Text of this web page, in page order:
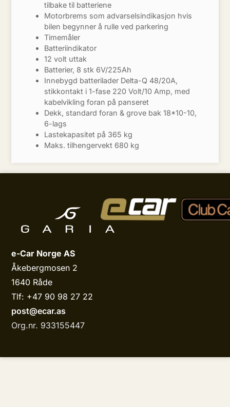
tilbake til batteriene
Motorbrems som advarselsindikasjon hvis
bilen begynner å rulle ved parkering
Timemåler
Batteriindikator
12 volt uttak
Batterier, 8 stk 6V/225Ah
Innebygd batterilader Delta-Q 48/20A,
stikkontakt i 1-fase 220 Volt/10 Amp, med
kabelvikling foran på panseret
Dekk, standard foran & grove bak 18*10-10,
6-lags
Lastekapasitet på 365 kg
Maks. tilhengervekt 680 kg
e-Car Norge AS
Åkebergmosen 2
1640 Råde
Tlf: +47 90 98 27 22
post@ecar.as
Org.nr. 933155447